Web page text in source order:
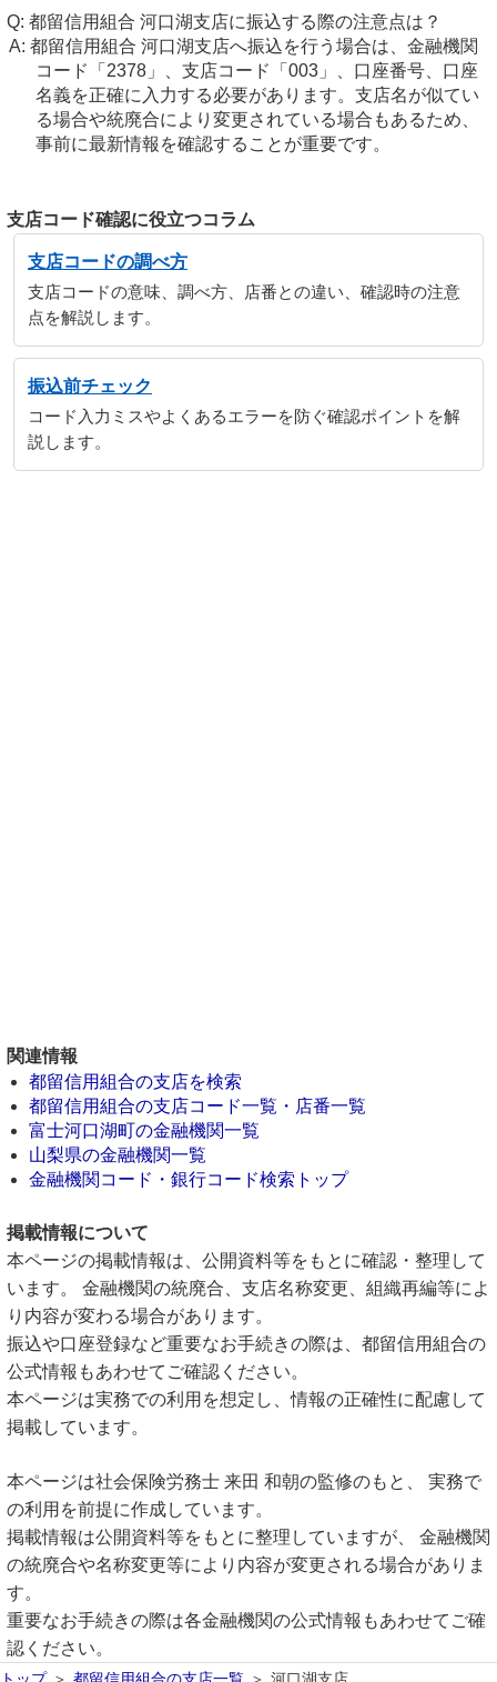
都留信用組合 河口湖支店に振込する際の注意点は？
都留信用組合 河口湖支店へ振込を行う場合は、金融機関
コード「2378」、支店コード「003」、口座番号、口座
名義を正確に入力する必要があります。支店名が似てい
る場合や統廃合により変更されている場合もあるため、
事前に最新情報を確認することが重要です。
支店コード確認に役立つコラム
支店コードの調べ方
支店コードの意味、調べ方、店番との違い、確認時の注意
点を解説します。
振込前チェック
コード入力ミスやよくあるエラーを防ぐ確認ポイントを解
説します。
関連情報
都留信用組合の支店を検索
都留信用組合の支店コード一覧・店番一覧
富士河口湖町の金融機関一覧
山梨県の金融機関一覧
金融機関コード・銀行コード検索トップ
掲載情報について
本ページの掲載情報は、公開資料等をもとに確認・整理して
います。 金融機関の統廃合、支店名称変更、組織再編等によ
り内容が変わる場合があります。
振込や口座登録など重要なお手続きの際は、都留信用組合の
公式情報もあわせてご確認ください。
本ページは実務での利用を想定し、情報の正確性に配慮して
掲載しています。
本ページは社会保険労務士 来田 和朝の監修のもと、 実務で
の利用を前提に作成しています。
掲載情報は公開資料等をもとに整理していますが、 金融機関
の統廃合や名称変更等により内容が変更される場合がありま
す。
重要なお手続きの際は各金融機関の公式情報もあわせてご確
認ください。